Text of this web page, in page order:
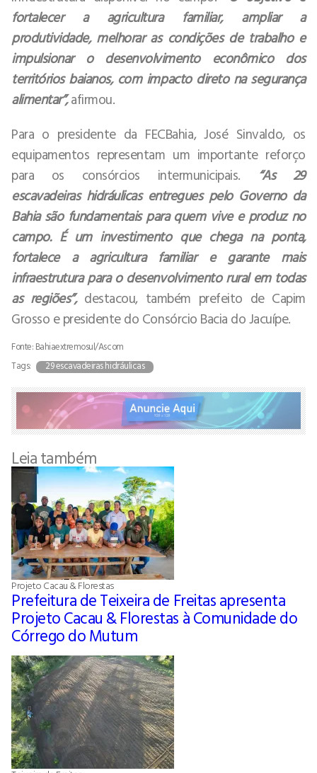
fortalecer a agricultura familiar, ampliar a
produtividade, melhorar as condições de trabalho e
impulsionar o desenvolvimento econômico dos
territórios baianos, com impacto direto na segurança
alimentar”,afirmou.
Para o presidente da FECBahia, José Sinvaldo, os
equipamentos representam um importante reforço
para os consórcios intermunicipais. “As 29
escavadeiras hidráulicas entregues pelo Governo da
Bahia são fundamentais para quem vive e produz no
campo. É um investimento que chega na ponta,
fortalece a agricultura familiar e garante mais
infraestrutura para o desenvolvimento rural em todas
as regiões”,destacou, também prefeito de Capim
Grosso e presidente do Consórcio Bacia do Jacuípe.
Fonte: Bahiaextremosul/Ascom
Tags:
29 escavadeiras hidráulicas
Leia também
Projeto Cacau & Florestas
Prefeitura de Teixeira de Freitas apresenta
Projeto Cacau & Florestas à Comunidade do
Córrego do Mutum